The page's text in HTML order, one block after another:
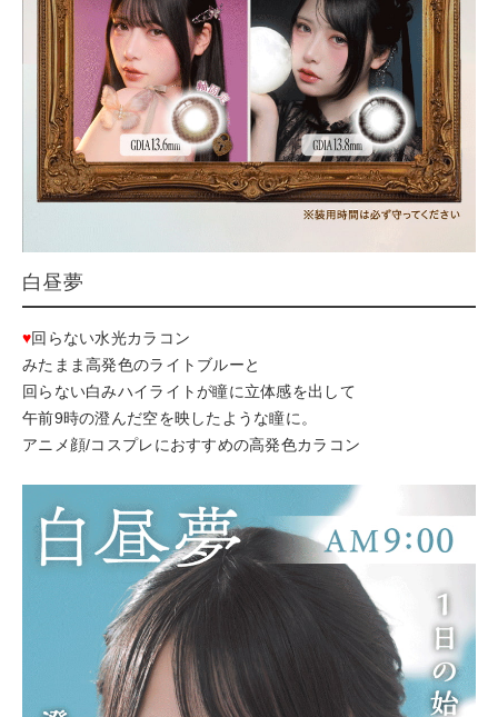
白昼夢
♥回らない水光カラコン
みたまま高発色のライトブルーと
回らない白みハイライトが瞳に立体感を出して
午前9時の澄んだ空を映したような瞳に。
アニメ顔/コスプレにおすすめの高発色カラコン